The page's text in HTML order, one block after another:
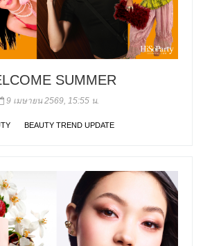
SUMMER
9 เมษายน 2569, 15:55 น.
BEAUTY TREND UPDATE